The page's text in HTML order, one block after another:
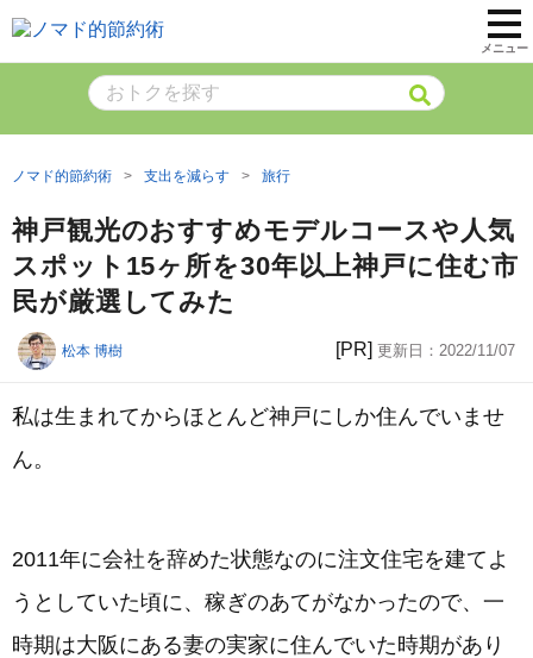
メニュー
ノマド的節約術 支出を減らす 旅行
神戸観光のおすすめモデルコースや人気
スポット15ヶ所を30年以上神戸に住む市
民が厳選してみた
松本 博樹 [PR] 更新日： 2022/11/07
私は生まれてからほとんど神戸にしか住んでいませ
ん。
2011年に会社を辞めた状態なのに注文住宅を建てよ
うとしていた頃に、稼ぎのあてがなかったので、一
時期は大阪にある妻の実家に住んでいた時期があり